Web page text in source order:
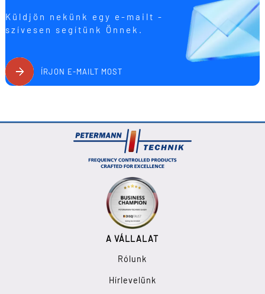
Küldjön nekünk egy e-mailt -
szívesen segítünk Önnek.
ÍRJON E-MAILT MOST
A VÁLLALAT
Rólunk
Hírlevelünk